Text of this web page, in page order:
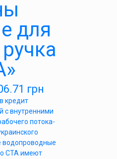
для
грн
кредит
с внутренними
потока-
водопроводные
СТА имеют